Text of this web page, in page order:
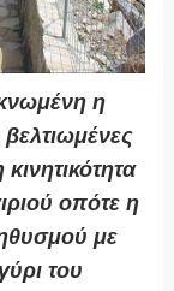
η
βελτιωμένες
οπότε η
με
του